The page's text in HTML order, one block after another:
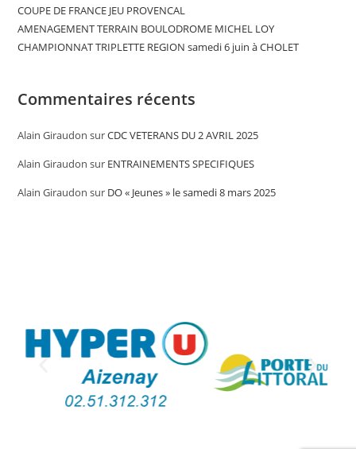
COUPE DE FRANCE JEU PROVENCAL
AMENAGEMENT TERRAIN BOULODROME MICHEL LOY
CHAMPIONNAT TRIPLETTE REGION samedi 6 juin à CHOLET
Commentaires récents
Alain Giraudon surCDC VETERANS DU 2 AVRIL 2025
Alain Giraudon sur ENTRAINEMENTS SPECIFIQUES
Alain Giraudon sur DO « Jeunes » le samedi 8 mars 2025